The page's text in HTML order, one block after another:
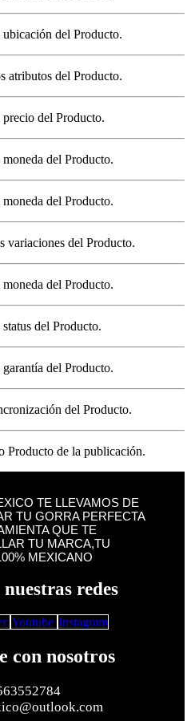
ubicación del Producto.
atributos del Producto.
precio del Producto.
moneda del Producto.
moneda del Producto.
variaciones del Producto.
moneda del Producto.
status del Producto.
garantía del Producto.
del Producto.
Producto de la publicación.
TE LLEVAMOS DE
TU GORRA PERFECTA
QUE TE
TU MARCA,TU
MEXICANO
nuestras redes
Youtube Instagram
con nosotros